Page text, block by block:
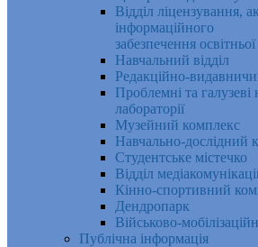
Відділ ліцензування,
інформаційного
забезпечення освітньої
Навчальний відділ
Редакційно-
Проблемні та галузеві
лабораторії
Музейний комплекс
Навчально-дослідний
Студентське містечко
Відділ
Кінно-спортивний
Дендропарк
Військово-
Публічна інформація